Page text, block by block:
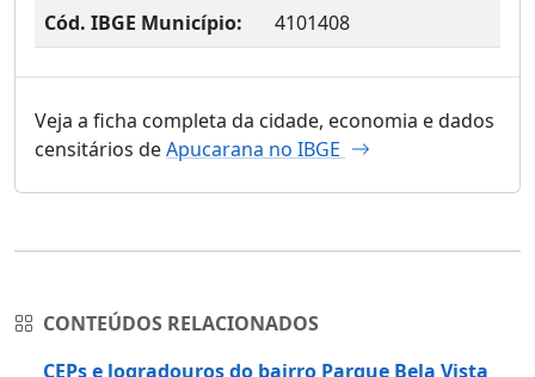
Cód. IBGE Município: 4101408
Veja a ficha completa da cidade, economia e dados
censitários deApucarana no IBGE
CONTEÚDOS RELACIONADOS
CEPs e logradouros do bairro Parque Bela Vista